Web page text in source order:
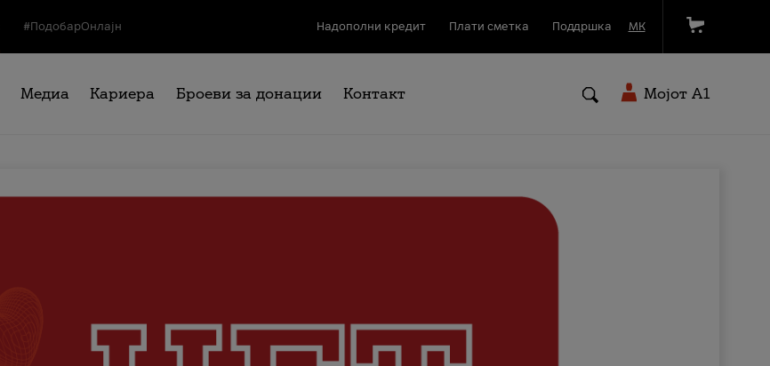
#ПодобарОнлајн Надополни кредит Плати сметка Поддршка МК
Медиа Кариера Броеви за донации Контакт Мојот A1